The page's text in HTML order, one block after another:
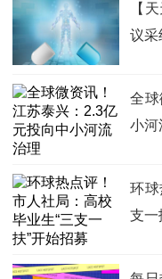
【
议采
全
小河
环球
支一